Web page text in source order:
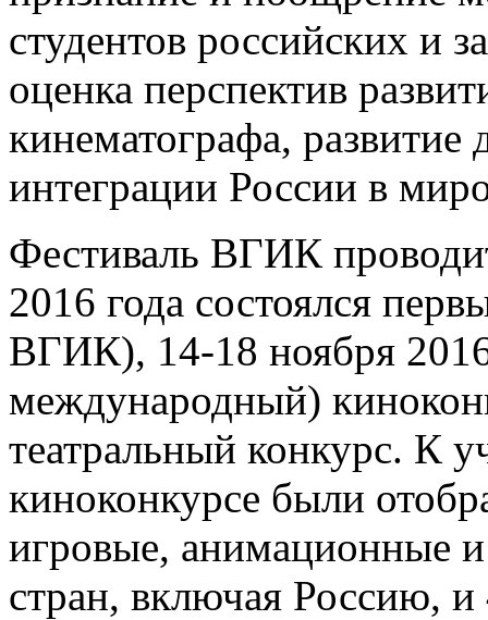
студентов российских и
оценка перспектив
кинематографа, развитие
интеграции России в
Фестиваль ВГИК
2016 года состоялся
ВГИК), 14-18 ноября 2016
международный)
театральный конкурс. К
киноконкурсе были
игровые, анимационные
стран, включая Россию,